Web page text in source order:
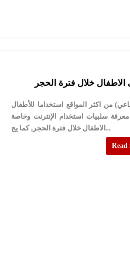
من اكثر المواقع استخداما للأطفال
سلبيات استخدام الإنترنت وخاصة
الاطفال خلال فترة الحجر, كما يج...
Read